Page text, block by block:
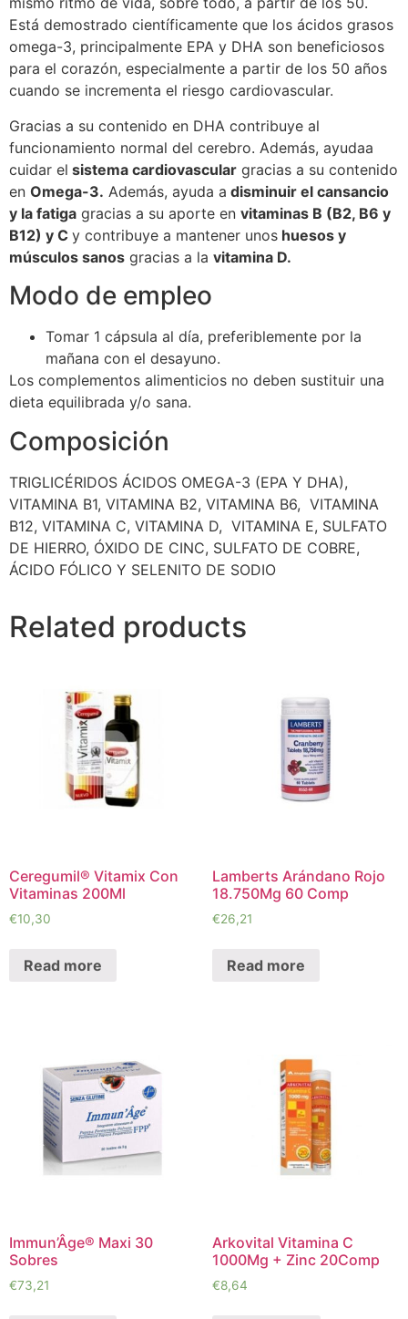
Está demostrado científicamente que los ácidos grasos
omega-3, principalmente EPA y DHA son beneficiosos
para el corazón, especialmente a partir de los 50 años
cuando se incrementa el riesgo cardiovascular.
Gracias a su contenido en DHA contribuye al
funcionamiento normal del cerebro. Además, ayudaa
cuidar el sistema cardiovascular gracias a su contenido
en Omega-3. Además, ayuda a disminuir el cansancio
y la fatiga gracias a su aporte en vitaminas B (B2, B6 y
B12) y C y contribuye a mantener unos huesos y
músculos sanos gracias a la vitamina D.
Modo de empleo
Tomar 1 cápsula al día, preferiblemente por la
mañana con el desayuno.
Los complementos alimenticios no deben sustituir una
dieta equilibrada y/o sana.
Composición
TRIGLICÉRIDOS ÁCIDOS OMEGA-3 (EPA Y DHA),
VITAMINA B1, VITAMINA B2, VITAMINA B6, VITAMINA
B12, VITAMINA C, VITAMINA D, VITAMINA E, SULFATO
DE HIERRO, ÓXIDO DE CINC, SULFATO DE COBRE,
ÁCIDO FÓLICO Y SELENITO DE SODIO
Related products
Ceregumil® Vitamix Con
Vitaminas 200Ml
€10,30
Read more
Lamberts Arándano Rojo
18.750Mg 60 Comp
€26,21
Read more
Immun’Âge® Maxi 30
Sobres
€73,21
Arkovital Vitamina C
1000Mg + Zinc 20Comp
€8,64